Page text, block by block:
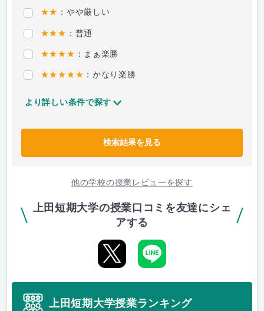
★★ ：やや厳しい
★★★ ：普通
★★★★ ：まぁ楽勝
★★★★★ ：かなり楽勝
より詳しい条件で探す
検索結果を見る
他の学校の授業レビューを探す
上田短期大学の授業口コミを友達にシェ
アする
上田短期大学授業ランキング